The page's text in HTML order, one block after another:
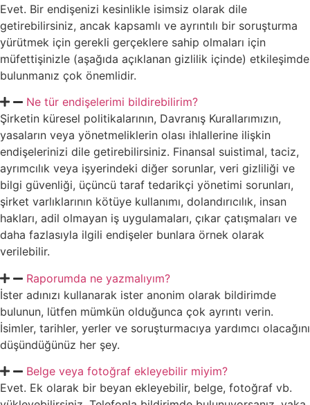
Evet. Bir endişenizi kesinlikle isimsiz olarak dile
getirebilirsiniz, ancak kapsamlı ve ayrıntılı bir soruşturma
yürütmek için gerekli gerçeklere sahip olmaları için
müfettişinizle (aşağıda açıklanan gizlilik içinde) etkileşimde
bulunmanız çok önemlidir.
Ne tür endişelerimi bildirebilirim?
Şirketin küresel politikalarının, Davranış Kurallarımızın,
yasaların veya yönetmeliklerin olası ihlallerine ilişkin
endişelerinizi dile getirebilirsiniz. Finansal suistimal, taciz,
ayrımcılık veya işyerindeki diğer sorunlar, veri gizliliği ve
bilgi güvenliği, üçüncü taraf tedarikçi yönetimi sorunları,
şirket varlıklarının kötüye kullanımı, dolandırıcılık, insan
hakları, adil olmayan iş uygulamaları, çıkar çatışmaları ve
daha fazlasıyla ilgili endişeler bunlara örnek olarak
verilebilir.
Raporumda ne yazmalıyım?
İster adınızı kullanarak ister anonim olarak bildirimde
bulunun, lütfen mümkün olduğunca çok ayrıntı verin.
İsimler, tarihler, yerler ve soruşturmacıya yardımcı olacağını
düşündüğünüz her şey.
Belge veya fotoğraf ekleyebilir miyim?
Evet. Ek olarak bir beyan ekleyebilir, belge, fotoğraf vb.